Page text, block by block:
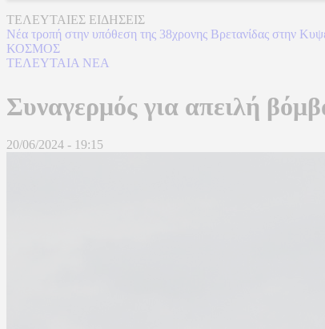
ΤΕΛΕΥΤΑΙΕΣ ΕΙΔΗΣΕΙΣ
Νέα τροπή στην υπόθεση της 38χρονης Βρετανίδας στην
ΚΟΣΜΟΣ
ΤΕΛΕΥΤΑΙΑ ΝΕΑ
Συναγερμός για απειλή
20/06/2024 - 19:15